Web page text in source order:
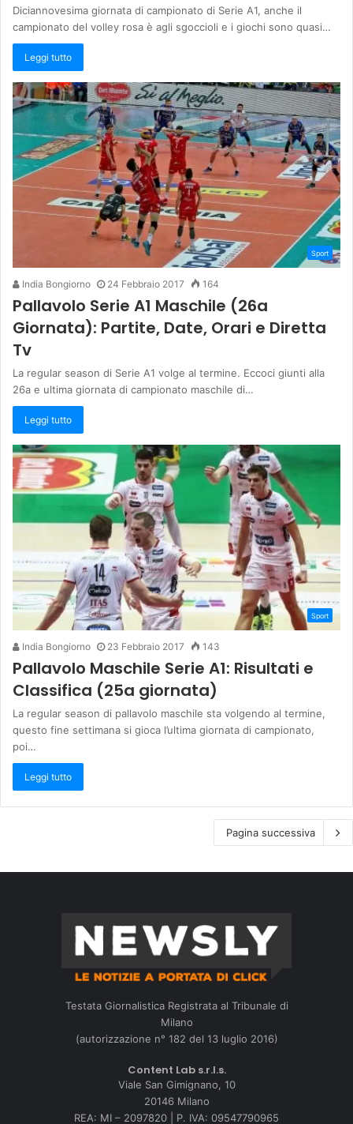
Diciannovesima giornata di campionato di Serie A1, anche il
campionato del volley rosa è agli sgoccioli e i giochi sono quasi…
Leggi tutto
Sport
India Bongiorno 24 Febbraio 2017 164
Pallavolo Serie A1 Maschile (26a
Giornata): Partite, Date, Orari e Diretta
Tv
La regular season di Serie A1 volge al termine. Eccoci giunti alla
26a e ultima giornata di campionato maschile di…
Leggi tutto
Sport
India Bongiorno 23 Febbraio 2017 143
Pallavolo Maschile Serie A1: Risultati e
Classifica (25a giornata)
La regular season di pallavolo maschile sta volgendo al termine,
questo fine settimana si gioca l’ultima giornata di campionato,
poi…
Leggi tutto
Pagina successiva
Testata Giornalistica Registrata al Tribunale di
Milano
(autorizzazione n° 182 del 13 luglio 2016)
Content Lab s.r.l.s.
Viale San Gimignano, 10
20146 Milano
REA: MI – 2097820 | P. IVA: 09547790965